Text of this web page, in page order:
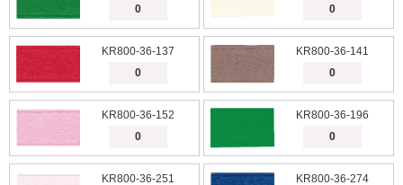
KR800-36-137 KR800-36-141
KR800-36-152 KR800-36-196
KR800-36-251 KR800-36-274